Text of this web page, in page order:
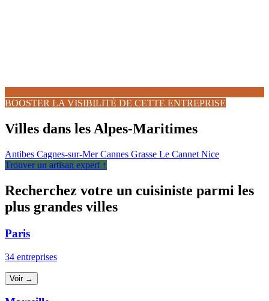
BOOSTER LA VISIBILITÉ DE CETTE ENTREPRISE
Villes dans les Alpes-Maritimes
Antibes Cagnes-sur-MerCannes Grasse Le Cannet Nice
Trouver un artisan expert ↑
Recherchez votre un cuisiniste parmi les
plus grandes villes
Paris
34 entreprises
Voir →